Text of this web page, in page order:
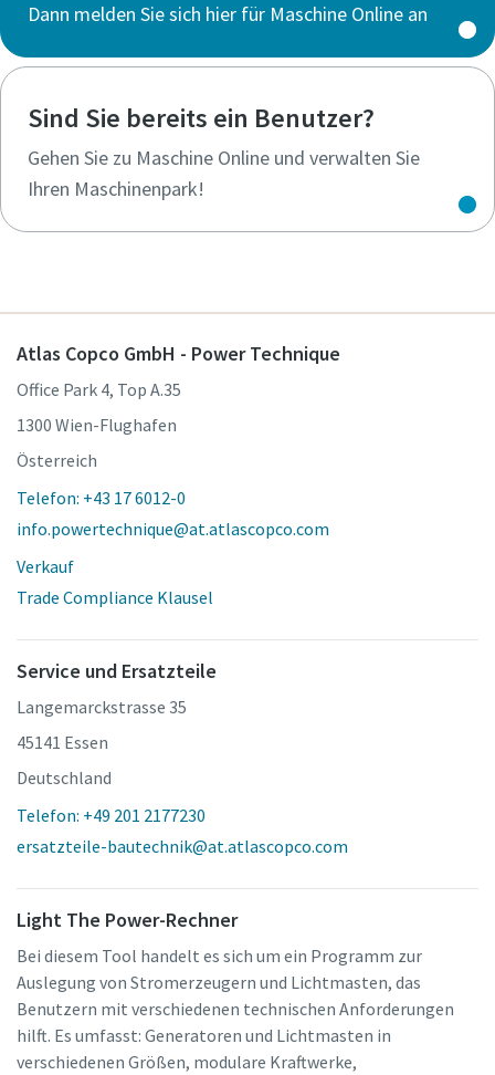
Dann melden Sie sich hier für Maschine Online an
Sind Sie bereits ein Benutzer?
Gehen Sie zu Maschine Online und verwalten Sie
Ihren Maschinenpark!
Atlas Copco GmbH - Power Technique
Office Park 4, Top A.35
1300 Wien-Flughafen
Österreich
Telefon: +43 17 6012-0
info.powertechnique@at.atlascopco.com
Verkauf
Trade Compliance Klausel
Service und Ersatzteile
Langemarckstrasse 35
45141 Essen
Deutschland
Telefon: +49 201 2177230
ersatzteile-bautechnik@at.atlascopco.com
Light The Power-Rechner
Bei diesem Tool handelt es sich um ein Programm zur
Auslegung von Stromerzeugern und Lichtmasten, das
Benutzern mit verschiedenen technischen Anforderungen
hilft. Es umfasst: Generatoren und Lichtmasten in
verschiedenen Größen, modulare Kraftwerke,